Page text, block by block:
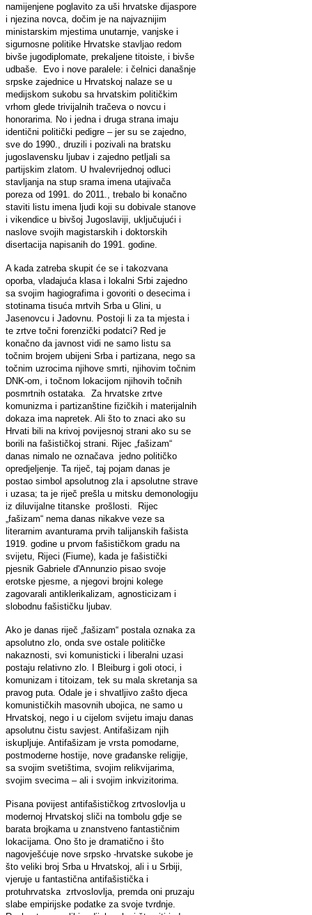
namijenjene poglavito za uši hrvatske dijaspore
i njezina novca, dočim je na najvaznijim
ministarskim mjestima unutarnje, vanjske i
sigurnosne politike Hrvatske stavljao redom
bivše jugodiplomate, prekaljene titoiste, i bivše
udbaše. Evo i nove paralele: i čelnici današnje
srpske zajednice u Hrvatskoj nalaze se u
medijskom sukobu sa hrvatskim političkim
vrhom glede trivijalnih tračeva o novcu i
honorarima. No i jedna i druga strana imaju
identični politički pedigre – jer su se zajedno,
sve do 1990., druzili i pozivali na bratsku
jugoslavensku ljubav i zajedno petljali sa
partijskim zlatom. U hvalevrijednoj odluci
stavljanja na stup srama imena utajivača
poreza od 1991. do 2011., trebalo bi konačno
staviti listu imena ljudi koji su dobivale stanove
i vikendice u bivšoj Jugoslaviji, uključujući i
naslove svojih magistarskih i doktorskih
disertacija napisanih do 1991. godine.
A kada zatreba skupit će se i takozvana
oporba, vladajuća klasa i lokalni Srbi zajedno
sa svojim hagiografima i govoriti o desecima i
stotinama tisuća mrtvih Srba u Glini, u
Jasenovcu i Jadovnu. Postoji li za ta mjesta i
te zrtve točni forenzički podatci? Red je
konačno da javnost vidi ne samo listu sa
točnim brojem ubijeni Srba i partizana, nego sa
točnim uzrocima njihove smrti, njihovim točnim
DNK-om, i točnom lokacijom njihovih točnih
posmrtnih ostataka. Za hrvatske zrtve
komunizma i partizanštine fizičkih i materijalnih
dokaza ima napretek. Ali što to znaci ako su
Hrvati bili na krivoj povijesnoj strani ako su se
borili na fašističkoj strani. Rijec „fašizam“
danas nimalo ne označava jedno političko
opredjeljenje. Ta riječ, taj pojam danas je
postao simbol apsolutnog zla i apsolutne strave
i uzasa; ta je riječ prešla u mitsku demonologiju
iz diluvijalne titanske prošlosti. Rijec
„fašizam“ nema danas nikakve veze sa
literarnim avanturama prvih talijanskih fašista
1919. godine u prvom fašističkom gradu na
svijetu, Rijeci (Fiume), kada je fašistički
pjesnik Gabriele d'Annunzio pisao svoje
erotske pjesme, a njegovi brojni kolege
zagovarali antiklerikalizam, agnosticizam i
slobodnu fašističku ljubav.
Ako je danas riječ „fašizam“ postala oznaka za
apsolutno zlo, onda sve ostale političke
nakaznosti, svi komunisticki i liberalni uzasi
postaju relativno zlo. I Bleiburg i goli otoci, i
komunizam i titoizam, tek su mala skretanja sa
pravog puta. Odale je i shvatljivo zašto djeca
komunističkih masovnih ubojica, ne samo u
Hrvatskoj, nego i u cijelom svijetu imaju danas
apsolutnu čistu savjest. Antifašizam njih
iskupljuje. Antifašizam je vrsta pomodarne,
postmoderne hostije, nove građanske religije,
sa svojim svetištima, svojim relikvijarima,
svojim svecima – ali i svojim inkvizitorima.
Pisana povijest antifašističkog zrtvoslovlja u
modernoj Hrvatskoj sliči na tombolu gdje se
barata brojkama u znanstveno fantastičnim
lokacijama. Ono što je dramatično i što
nagovješćuje nove srpsko -hrvatske sukobe je
što veliki broj Srba u Hrvatskoj, ali i u Srbiji,
vjeruje u fantastična antifašistička i
protuhrvatska zrtvoslovlja, premda oni pruzaju
slabe empirijske podatke za svoje tvrdnje.